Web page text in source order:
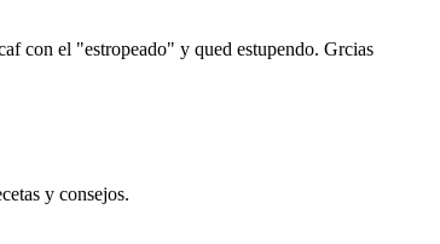
con el "estropeado" y qued estupendo. Grcias
y consejos.